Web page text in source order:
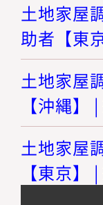
土地家屋
助者【東
土地家屋
【沖縄】
土地家屋
【東京】